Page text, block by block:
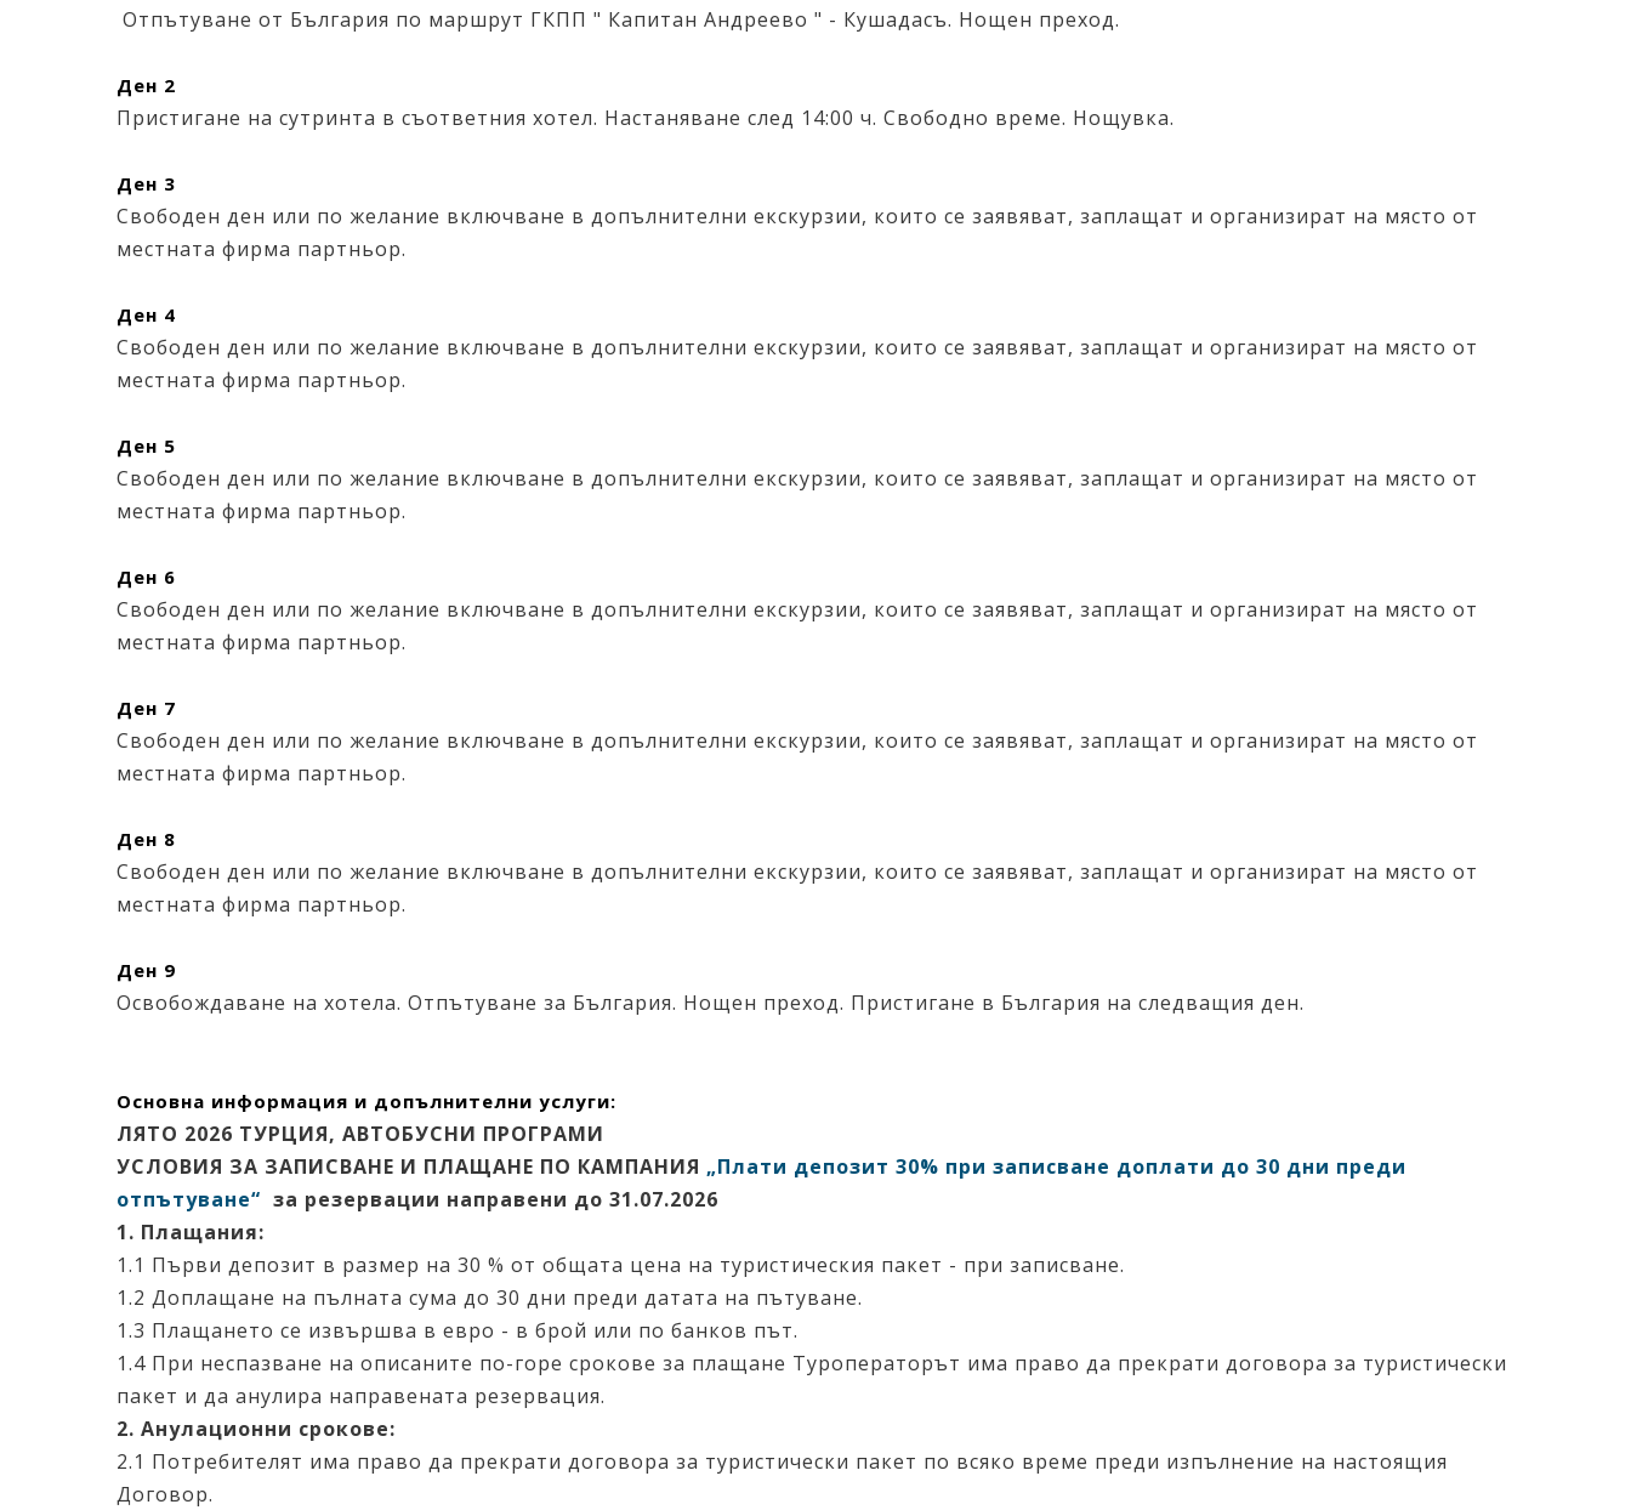
Отпътуване от България по маршрут ГКПП " Капитан Андреево " - Кушадасъ. Нощен преход.
Ден 2
Пристигане на сутринта в съответния хотел. Настаняване след 14:00 ч. Свободно време. Нощувка.
Ден 3
Свободен ден или по желание включване в допълнителни екскурзии, които се заявяват, заплащат и организират на място от
местната фирма партньор.
Ден 4
Свободен ден или по желание включване в допълнителни екскурзии, които се заявяват, заплащат и организират на място от
местната фирма партньор.
Ден 5
Свободен ден или по желание включване в допълнителни екскурзии, които се заявяват, заплащат и организират на място от
местната фирма партньор.
Ден 6
Свободен ден или по желание включване в допълнителни екскурзии, които се заявяват, заплащат и организират на място от
местната фирма партньор.
Ден 7
Свободен ден или по желание включване в допълнителни екскурзии, които се заявяват, заплащат и организират на място от
местната фирма партньор.
Ден 8
Свободен ден или по желание включване в допълнителни екскурзии, които се заявяват, заплащат и организират на място от
местната фирма партньор.
Ден 9
Освобождаване на хотела. Отпътуване за България. Нощен преход. Пристигане в България на следващия ден.
Основна информация и допълнителни услуги:
ЛЯТО 2026 ТУРЦИЯ, АВТОБУСНИ ПРОГРАМИ
УСЛОВИЯ ЗА ЗАПИСВАНЕ И ПЛАЩАНЕ ПО КАМПАНИЯ „Плати депозит 30% при записване доплати до 30 дни преди
отпътуване“ за резервации направени до 31.07.2026
1. Плащания:
1.1 Първи депозит в размер на 30 % от общата цена на туристическия пакет - при записване.
1.2 Доплащане на пълната сума до 30 дни преди датата на пътуване.
1.3 Плащането се извършва в евро - в брой или по банков път.
1.4 При неспазване на описаните по-горе срокове за плащане Туроператорът има право да прекрати договора за туристически
пакет и да анулира направената резервация.
2. Анулационни срокове:
2.1 Потребителят има право да прекрати договора за туристически пакет по всяко време преди изпълнение на настоящия
Договор.